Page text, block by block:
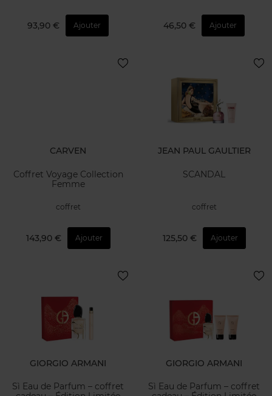
93,90 € Ajouter 46,50 € Ajouter
CARVEN
Coffret Voyage Collection
Femme
coffret
143,90 € Ajouter
JEAN PAUL GAULTIER
SCANDAL
coffret
125,50 € Ajouter
GIORGIO ARMANI
Sì Eau de Parfum – coffret
GIORGIO ARMANI
Sì Eau de Parfum – coffret